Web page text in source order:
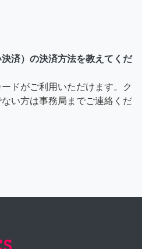
済）の決済方法を教えてくだ
ドがご利用いただけます。ク
い方は事務局までご連絡くだ